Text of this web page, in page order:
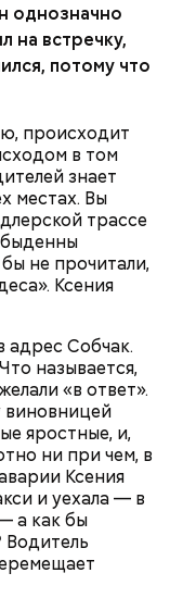
однозначно
на встречку,
потому что
происходит
в том
знает
местах. Вы
трассе
не прочитали,
Ксения
адрес Собчак.
называется,
«в ответ».
виновницей
яростные, и,
ни при чем, в
Ксения
и уехала — в
а как бы
Водитель
пассажира и
если,
погоняя
Но о
Ксения
за дорогой